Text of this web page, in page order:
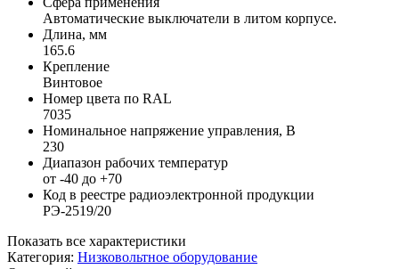
Автоматические выключатели в литом корпусе.
Длина, мм
165.6
Крепление
Винтовое
Номер цвета по RAL
7035
Номинальное напряжение управления, В
230
Диапазон рабочих температур
от -40 до +70
Код в реестре радиоэлектронной продукции
РЭ-2519/20
Показать все характеристики
Категория: Низковольтное оборудование